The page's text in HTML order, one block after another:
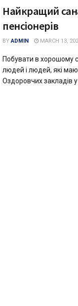
Найкращий
пенсіонерів
BY ADMIN MARCH 13,
Побувати в хорошому
людей і людей, які
Оздоровчих закладів у